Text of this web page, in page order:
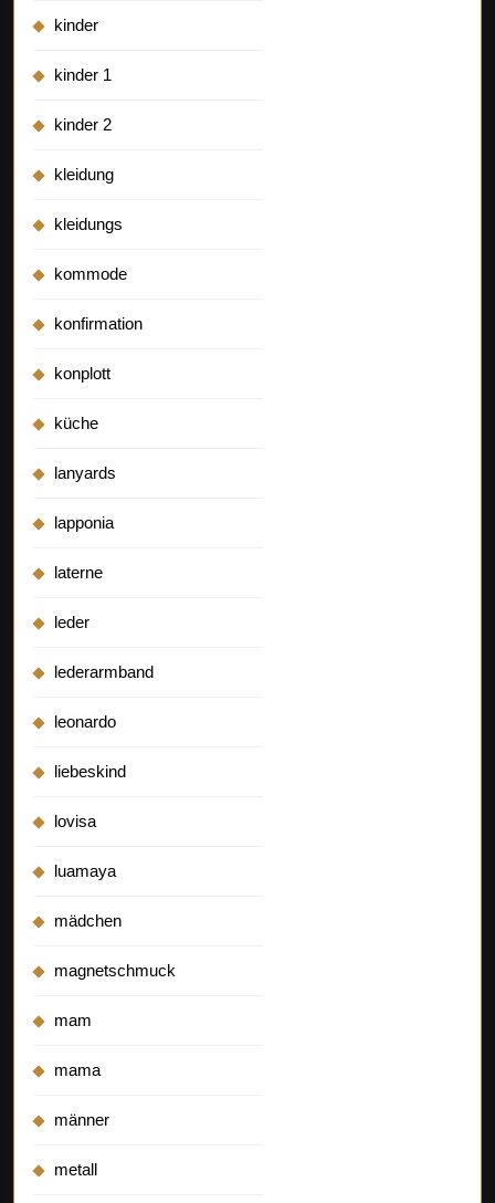
kinder
kinder 1
kinder 2
kleidung
kleidungs
kommode
konfirmation
konplott
küche
lanyards
lapponia
laterne
leder
lederarmband
leonardo
liebeskind
lovisa
luamaya
mädchen
magnetschmuck
mam
mama
männer
metall